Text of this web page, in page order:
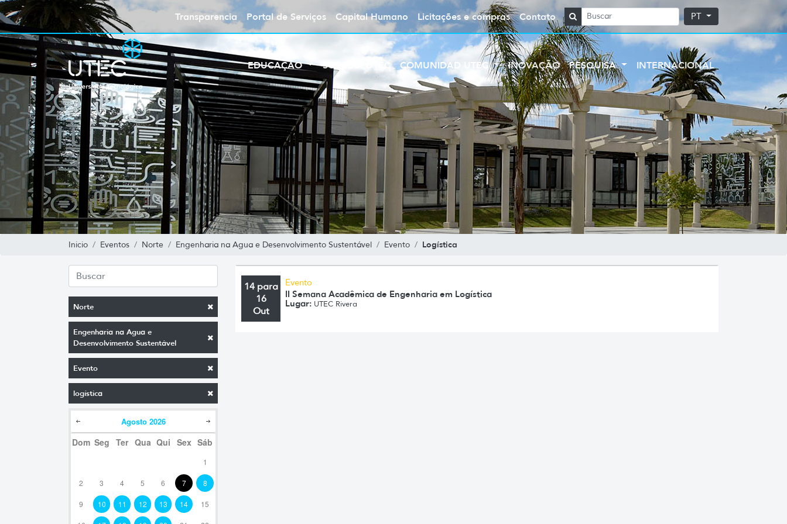
Transparencia Portal de Serviços Capital Humano Licitações e compras Contato PT
EDUCAÇÃO SOBRE A UTEC COMUNIDAD UTEC INOVAÇÃO PESQUISA INTERNACIONAL
Inicio Eventos Norte Engenharia na Agua e Desenvolvimento Sustentável Evento Logística
Norte
Engenharia na Agua e
Desenvolvimento Sustentável
Evento
logística
Agosto 2026
Dom Seg Ter Qua Qui Sex Sáb
1
2 3 4 5 6 7 8
9 10 11 12 13 14 15
14 para
16
Out
Evento
II Semana Acadêmica de Engenharia em Logística
Lugar: UTEC Rivera